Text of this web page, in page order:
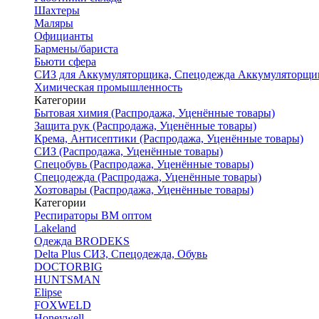
Шахтеры
Маляры
Официанты
Бармены/бариста
Бьюти сфера
СИЗ для Аккумуляторщика, Спецодежда
Химическая промышленность
Категории
Бытовая химия (Распродажа, Уценённые товары)
Защита рук (Распродажа, Уценённые товары)
Крема, Антисептики (Распродажа, Уценённые товары)
СИЗ (Распродажа, Уценённые товары)
Спецобувь (Распродажа, Уценённые товары)
Спецодежда (Распродажа, Уценённые товары)
Хозтовары (Распродажа, Уценённые товары)
Категории
Респираторы ВМ оптом
Lakeland
Одежда BRODEKS
Delta Plus СИЗ, Спецодежда, Обувь
DOCTORBIG
HUNTSMAN
Elipse
FOXWELD